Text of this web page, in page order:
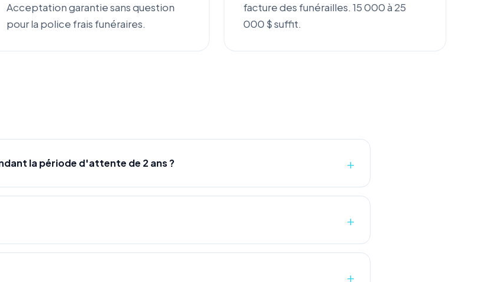
Acceptation garantie sans question
pour la police frais funéraires.
facture des funérailles. 15 000 à 25
000 $ suffit.
la période d'attente de 2 ans ?